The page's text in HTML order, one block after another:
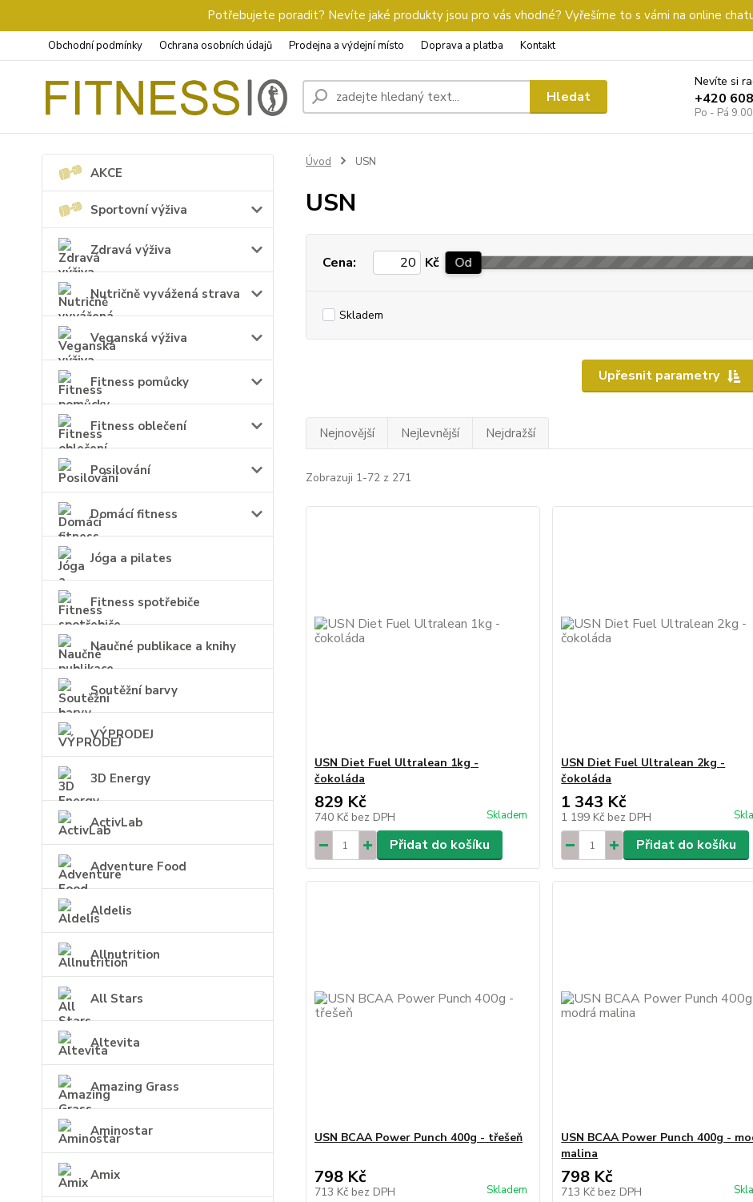
Potřebujete poradit? Nevíte jaké produkty jsou pro vás vhodné? Vyřešíme to s vámi na online
Obchodní podmínky Ochrana osobních údajů Prodejna a výdejní místo Doprava a platba Kontakt
Hledat
Nevíte si
+420
Po - Pá
AKCE
Sportovní výživa
Zdravá výživa
Nutričně vyvážená strava
Veganská výživa
Fitness pomůcky
Fitness oblečení
Posilování
Domácí fitness
Jóga a pilates
Fitness spotřebiče
Naučné publikace a knihy
Soutěžní barvy
VÝPRODEJ
3D Energy
ActivLab
Adventure Food
Aldelis
Allnutrition
All Stars
Altevita
Amazing Grass
Aminostar
Amix
Úvod USN
USN
Upřesnit parametry
Cena: Kč Od
Skladem
Nejnovější Nejlevnější Nejdražší
Zobrazuji 1-72 z 271
USN Diet Fuel Ultralean 1kg -
čokoláda
829 Kč
740 Kč bez DPH Skladem
Přidat do košíku
USN Diet Fuel Ultralean 2kg -
čokoláda
1 343 Kč
1 199 Kč bez DPH
Přidat do košíku
USN BCAA Power Punch 400g - třešeň
798 Kč
713 Kč bez DPH Skladem
USN BCAA Power Punch 400g -
malina
798 Kč
713 Kč bez DPH